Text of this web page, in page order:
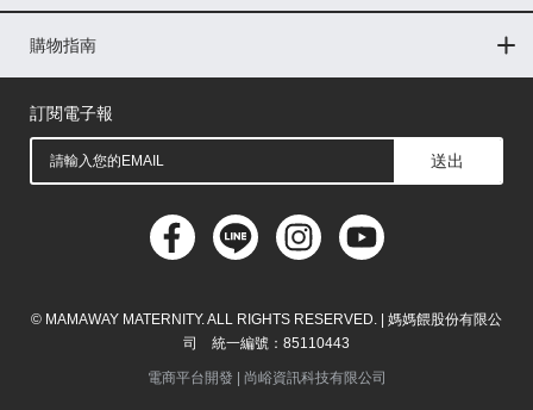
菲律賓
馬來西亞
門市據點
最新消息
品牌故事
人力招募
媒體花絮
隱私權聲明
CSR企業社會責任
購物指南
購物常見問題
退換貨問題
儲值金使用條款
購買儲值金
發票問題
會員權益
線上留言
吸乳器-免費體驗
訂閱電子報
送出
© MAMAWAY MATERNITY. ALL RIGHTS RESERVED. | 媽媽餵股份有限公
司 統一編號：85110443
電商平台開發 | 尚峪資訊科技有限公司